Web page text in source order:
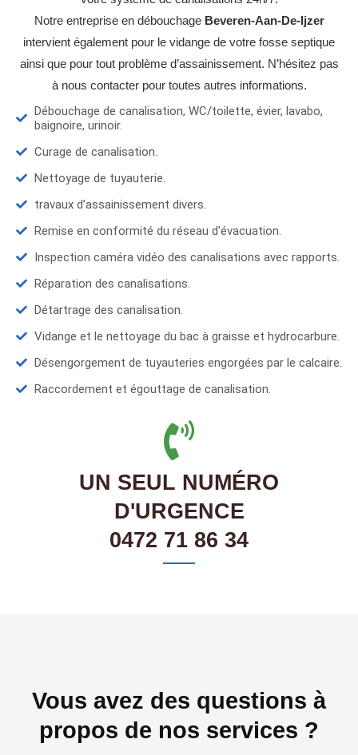
Notre entreprise en débouchage Beveren-Aan-De-Ijzer
intervient également pour le vidange de votre fosse septique
ainsi que pour tout problème d’assainissement. N’hésitez pas
à nous contacter pour toutes autres informations.
Débouchage de canalisation, WC/toilette, évier, lavabo,
baignoire, urinoir.
Curage de canalisation.
Nettoyage de tuyauterie.
travaux d’assainissement divers.
Remise en conformité du réseau d'évacuation.
Inspection caméra vidéo des canalisations avec rapports.
Réparation des canalisations.
Détartrage des canalisation.
Vidange et le nettoyage du bac à graisse et hydrocarbure.
Désengorgement de tuyauteries engorgées par le calcaire.
Raccordement et égouttage de canalisation.
UN SEUL NUMÉRO
D'URGENCE
0472 71 86 34
Vous avez des questions à
propos de nos services ?